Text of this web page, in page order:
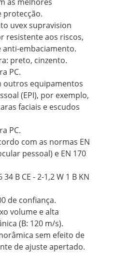
as melhores
protecção.
uvex supravision
resistente aos riscos,
embaciamento.
preto, cinzento.
PC.
outros equipamentos
(EPI), por exemplo,
faciais e escudos
PC.
com as normas EN
pessoal) e EN 170
B CE - 2-1,2 W 1 B KN
de confiança.
volume e alta
(B: 120 m/s).
sem efeito de
de ajuste apertado.